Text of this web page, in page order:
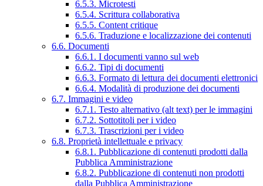
6.5.3. Microtesti
6.5.4. Scrittura collaborativa
6.5.5. Content critique
6.5.6. Traduzione e localizzazione dei contenuti
6.6. Documenti
6.6.1. I documenti vanno sul web
6.6.2. Tipi di documenti
6.6.3. Formato di lettura dei documenti elettronici
6.6.4. Modalità di produzione dei documenti
6.7. Immagini e video
6.7.1. Testo alternativo (alt text) per le immagini
6.7.2. Sottotitoli per i video
6.7.3. Trascrizioni per i video
6.8. Proprietà intellettuale e privacy
6.8.1. Pubblicazione di contenuti prodotti dalla
Pubblica Amministrazione
6.8.2. Pubblicazione di contenuti non prodotti
dalla Pubblica Amministrazione